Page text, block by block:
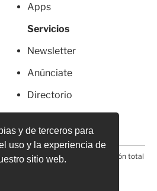
y de terceros para
uso y la experiencia de
sitio web.
Apps
Servicios
Newsletter
Anúnciate
Directorio
Prohibida la reproducción total
cualquier medio electrónico*